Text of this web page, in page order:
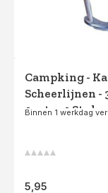
Campking -
Scheerlijnen -
4 mtr - 4 Stuks
Binnen 1 werkdag
5,95